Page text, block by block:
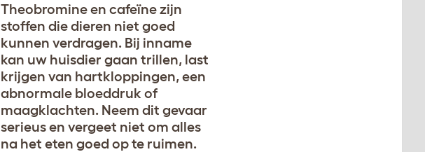
Theobromine en cafeïne zijn
stoffen die dieren niet goed
kunnen verdragen. Bij inname
kan uw huisdier gaan trillen, last
krijgen van hartkloppingen, een
abnormale bloeddruk of
maagklachten. Neem dit gevaar
serieus en vergeet niet om alles
na het eten goed op te ruimen.